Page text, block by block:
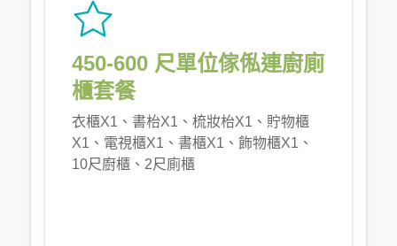
450-600 尺單位傢俬連廚廁
櫃套餐
衣櫃X1、書枱X1、梳妝枱X1、貯物櫃
X1、電視櫃X1、書櫃X1、飾物櫃X1、
10尺廚櫃、2尺廁櫃